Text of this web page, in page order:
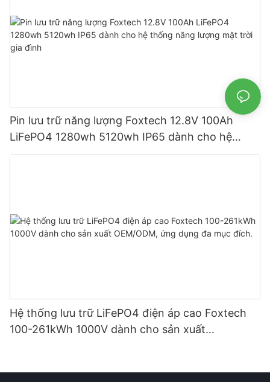
Pin lưu trữ năng lượng Foxtech 12.8V 100Ah
LiFePO4 1280wh 5120wh IP65 dành cho hệ
thống năng lượng mặt trời gia đình
Hệ thống lưu trữ LiFePO4 điện áp cao Foxtech
100-261kWh 1000V dành cho sản xuất